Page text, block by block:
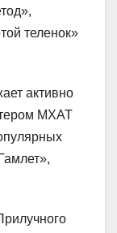
теленок»
активно
МХАТ